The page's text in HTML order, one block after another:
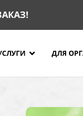
ДЛЯ